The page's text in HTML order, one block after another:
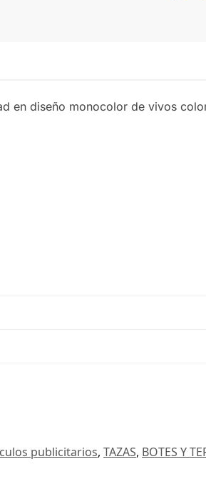
en diseño monocolor de vivos
publicitarios, TAZAS, BOTES Y